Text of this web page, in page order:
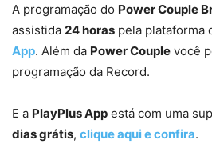
A programação do Power Couple
assistida 24 horas pela plataforma
App. Além da Power Couple você
programação da Record.
E a PlayPlus App está com uma
dias grátis, clique aqui e confira.